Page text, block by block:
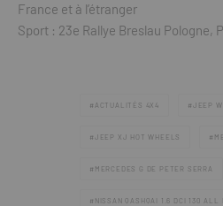
France et à l’étranger
Sport : 23e Rallye Breslau Pologne,
ACTUALITÉS 4X4 JEEP
JEEP XJ HOT WHEELS
MERCEDES G DE PETER SERRA
NISSAN QASHQAI 1.6 DCI 130 ALL